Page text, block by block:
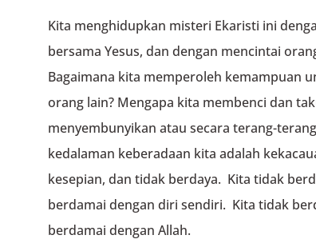
Kita menghidupkan misteri Ekaristi ini
bersama Yesus, dan dengan mencintai
Bagaimana kita memperoleh kemampuan
orang lain? Mengapa kita membenci dan
menyembunyikan atau secara terang-
kedalaman keberadaan kita adalah
kesepian, dan tidak berdaya. Kita tidak
berdamai dengan diri sendiri. Kita tidak
berdamai dengan Allah.